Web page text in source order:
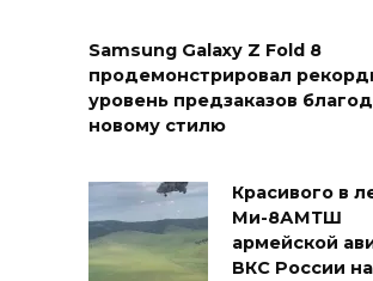
Samsung Galaxy Z Fold 8
продемонстрировал
уровень предзаказов
новому стилю
Красивого в
Ми-8АМТШ
армейской
ВКС России на